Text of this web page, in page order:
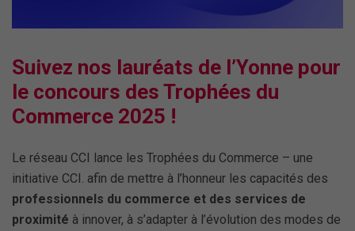
Suivez nos lauréats de l’Yonne pour
le concours des Trophées du
Commerce 2025 !
Le réseau CCI lance les Trophées du Commerce – une
initiative CCI. afin de mettre à l’honneur les capacités des
professionnels du commerce et des services de
proximité à innover, à s’adapter à l’évolution des modes de